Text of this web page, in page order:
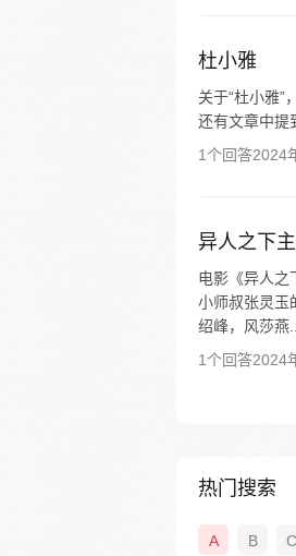
杜小雅
关于“杜小雅
还有文章中提
1个回答2024
异人之下
电影《异人之
小师叔张灵玉
绍峰，风莎燕...
1个回答2024
热门搜索
A B C